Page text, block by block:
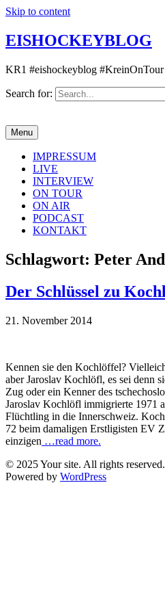
Skip to content
EISHOCKEYBLOG
KR1 #eishockeyblog
Search for:
Menu
IMPRESSUM
LIVE
INTERVIEW
ON TOUR
ON AIR
PODCAST
KONTAKT
Schlagwort: Peter
Der Schlüssel zu
21. November 2014
Kennen sie den Kochlöffel?
aber Jaroslav Kochlöfl, es sei denn
Zug oder ein Kenner des
Jaroslav Kochlöfl immigrierte 1971
Flüchtling in die Innerschweiz.
72 beim damaligen Erstligisten EV
einzigen …read more.
© 2025 Your site. All rights reserved.
Powered by WordPress